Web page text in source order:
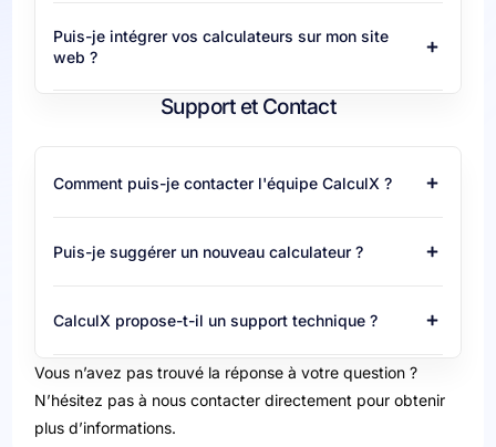
Puis-je intégrer vos calculateurs sur mon site
web ?
Support et Contact
Comment puis-je contacter l'équipe CalculX ?
Puis-je suggérer un nouveau calculateur ?
CalculX propose-t-il un support technique ?
Vous n’avez pas trouvé la réponse à votre question ?
N’hésitez pas à nous contacter directement pour obtenir
plus d’informations.